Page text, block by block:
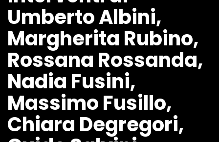
Umberto Albini,
Margherita Rubino,
Rossana Rossanda,
Nadia Fusini,
Massimo Fusillo,
Chiara Degregori,